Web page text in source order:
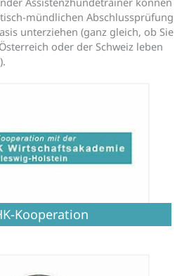
mündlichen Abschlussprüfung
unterziehen (ganz gleich, ob Sie
oder der Schweiz leben
Kooperation